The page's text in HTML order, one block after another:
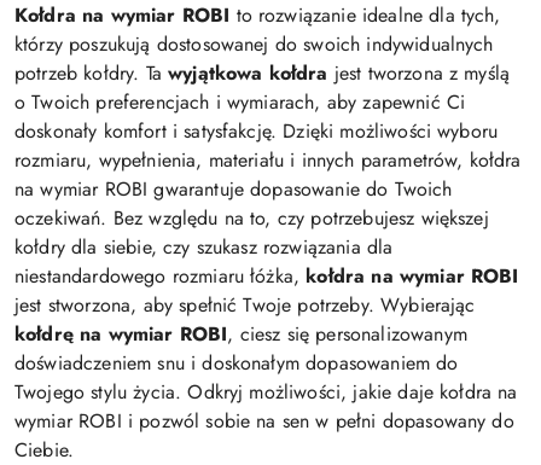
Kołdra na wymiar ROBI to rozwiązanie idealne dla tych,
którzy poszukują dostosowanej do swoich indywidualnych
potrzeb kołdry. Tawyjątkowa kołdra jest tworzona z myślą
o Twoich preferencjach i wymiarach, aby zapewnić Ci
doskonały komfort i satysfakcję. Dzięki możliwości wyboru
rozmiaru, wypełnienia, materiału i innych parametrów, kołdra
na wymiar ROBI gwarantuje dopasowanie do Twoich
oczekiwań. Bez względu na to, czy potrzebujesz większej
kołdry dla siebie, czy szukasz rozwiązania dla
niestandardowego rozmiaru łóżka, kołdra na wymiar ROBI
jest stworzona, aby spełnić Twoje potrzeby. Wybierając
kołdrę na wymiar ROBI, ciesz się personalizowanym
doświadczeniem snu i doskonałym dopasowaniem do
Twojego stylu życia. Odkryj możliwości, jakie daje kołdra na
wymiar ROBI i pozwól sobie na sen w pełni dopasowany do
Ciebie.